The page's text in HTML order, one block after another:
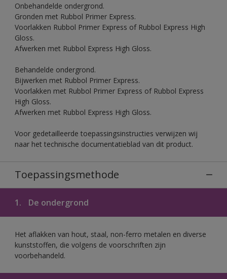
Onbehandelde ondergrond.
Gronden met Rubbol Primer Express.
Voorlakken Rubbol Primer Express of Rubbol Express High
Gloss.
Afwerken met Rubbol Express High Gloss.
Behandelde ondergrond.
Bijwerken met Rubbol Primer Express.
Voorlakken met Rubbol Primer Express of Rubbol Express
High Gloss.
Afwerken met Rubbol Express High Gloss.
Voor gedetailleerde toepassingsinstructies verwijzen wij
naar het technische documentatieblad van dit product.
Toepassingsmethode
1. De ondergrond
Het aflakken van hout, staal, non-ferro metalen en diverse
kunststoffen, die volgens de voorschriften zijn
voorbehandeld.